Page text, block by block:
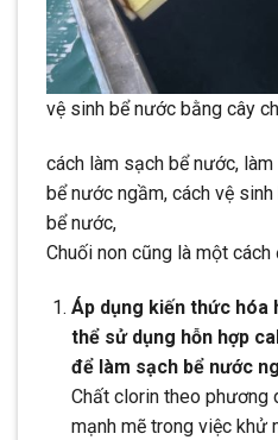
vệ sinh bể nước bằng cây
cách làm sạch bể nước,
bể nước ngầm, cách vệ
bể nước,
Chuối non cũng là một
Áp dụng kiến thức hóa
thể sử dụng hỗn hợp
để làm sạch bể nước
Chất clorin theo phương
mạnh mẽ trong việc khử